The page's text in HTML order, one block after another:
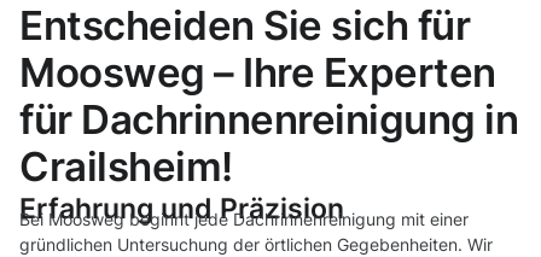
Entscheiden Sie sich für
Moosweg – Ihre Experten
für Dachrinnenreinigung in
Crailsheim!
Erfahrung und Präzision
Bei Moosweg beginnt jede Dachrinnenreinigung mit einer
gründlichen Untersuchung der örtlichen Gegebenheiten. Wir